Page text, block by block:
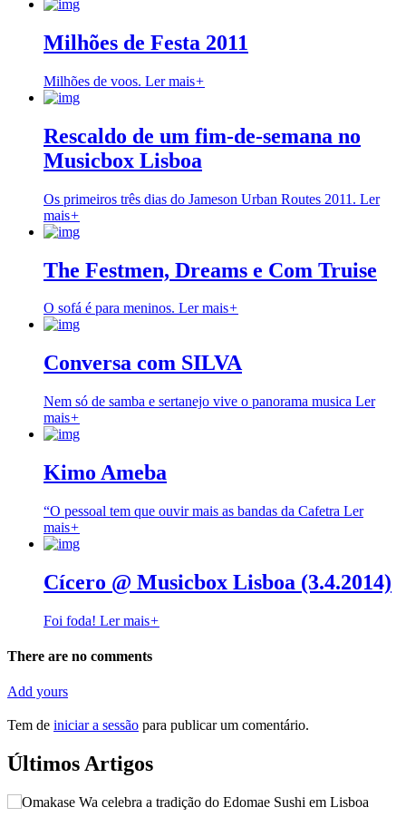
Milhões de Festa 2011
Milhões de voos. Ler mais+
Rescaldo de um fim-de-semana no
Musicbox Lisboa
Os primeiros três dias do Jameson Urban Routes 2011. Ler
mais+
The Festmen, Dreams e Com Truise
O sofá é para meninos. Ler mais+
Conversa com SILVA
Nem só de samba e sertanejo vive o panorama musica Ler
mais+
Kimo Ameba
“O pessoal tem que ouvir mais as bandas da Cafetra Ler
mais+
Cícero @ Musicbox Lisboa (3.4.2014)
Foi foda! Ler mais+
There are no comments
Add yours
Tem de iniciar a sessão para publicar um comentário.
Últimos Artigos